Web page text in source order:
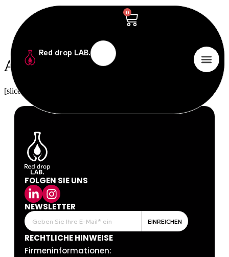
Red drop LAB.
0
Affiliate-Registrierung
[slicewp_affiliate_registration]
RECHTLICHE HINWEISE
Firmeninformationen:
FOLGEN SIE UNS
NEWSLETTER
EINREICHEN